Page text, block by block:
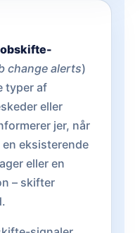
change alerts)
typer af
eller
jer, når
eksisterende
eller en
– skifter